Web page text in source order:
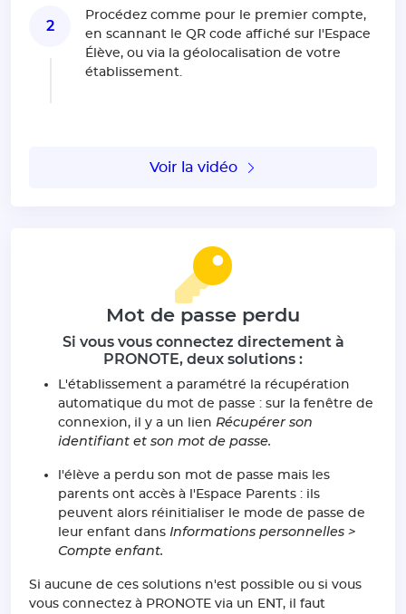
2
Procédez comme pour le premier compte,
en scannant le QR code affiché sur l'Espace
Élève, ou via la géolocalisation de votre
établissement.
Voir la vidéo
Mot de passe perdu
Si vous vous connectez directement à
PRONOTE, deux solutions :
L'établissement a paramétré la récupération
automatique du mot de passe : sur la fenêtre de
connexion, il y a un lien Récupérer son
identifiant et son mot de passe.
l'élève a perdu son mot de passe mais les
parents ont accès à l'Espace Parents : ils
peuvent alors réinitialiser le mode de passe de
leur enfant dans Informations personnelles >
Compte enfant.
Si aucune de ces solutions n'est possible ou si vous
vous connectez à PRONOTE via un ENT, il faut